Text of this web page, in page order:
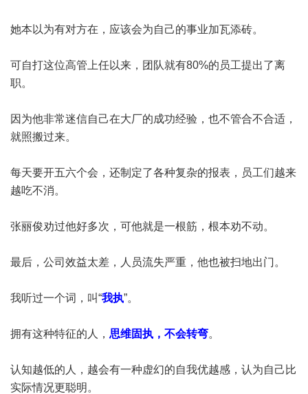
她本以为有对方在，应该会为自己的事业加瓦添砖。
可自打这位高管上任以来，团队就有80%的员工提出了离
职。
因为他非常迷信自己在大厂的成功经验，也不管合不合适，
就照搬过来。
每天要开五六个会，还制定了各种复杂的报表，员工们越来
越吃不消。
张丽俊劝过他好多次，可他就是一根筋，根本劝不动。
最后，公司效益太差，人员流失严重，他也被扫地出门。
我听过一个词，叫“我执”。
拥有这种特征的人， 思维固执，不会转弯。
认知越低的人，越会有一种虚幻的自我优越感，认为自己比
实际情况更聪明。